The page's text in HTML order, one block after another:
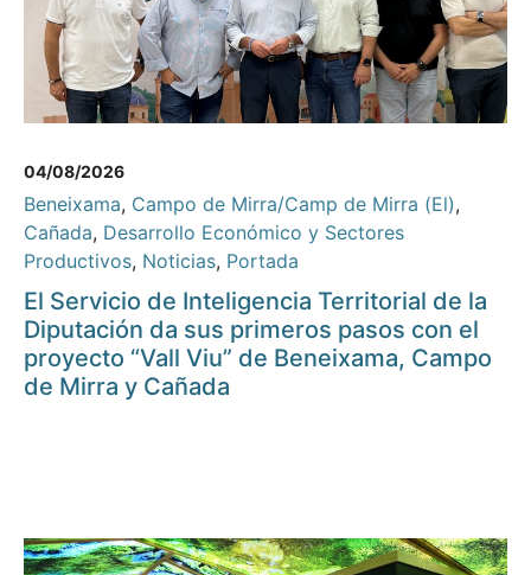
04/08/2026
Beneixama, Campo de Mirra/Camp de Mirra (El),
Cañada, Desarrollo Económico y Sectores
Productivos, Noticias, Portada
El Servicio de Inteligencia Territorial de la
Diputación da sus primeros pasos con el
proyecto “Vall Viu” de Beneixama, Campo
de Mirra y Cañada